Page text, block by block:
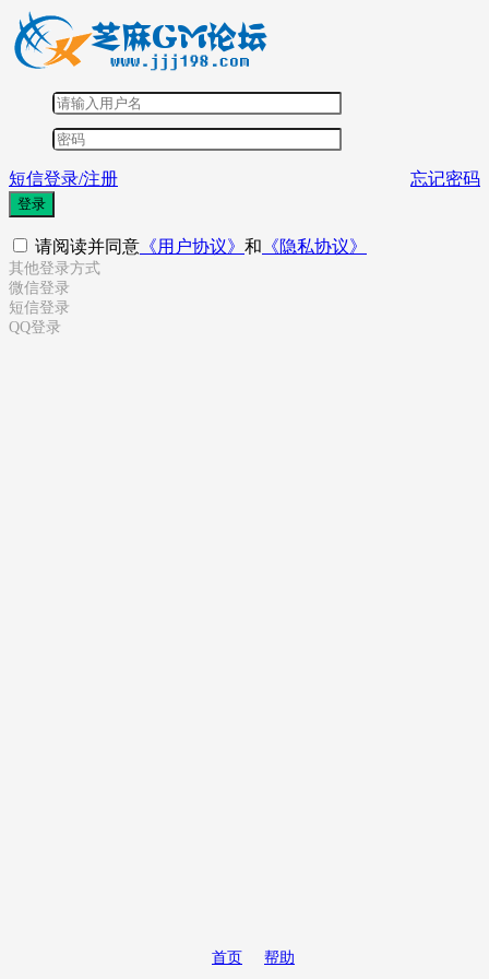
短信登录/注册 忘记密码
登录
请阅读并同意 《用户协议》 和 《隐私协议》
其他登录方式
微信登录
短信登录
QQ登录
首页 帮助